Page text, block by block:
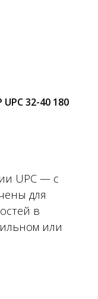
32-40 180
UPC — с
для
в
или